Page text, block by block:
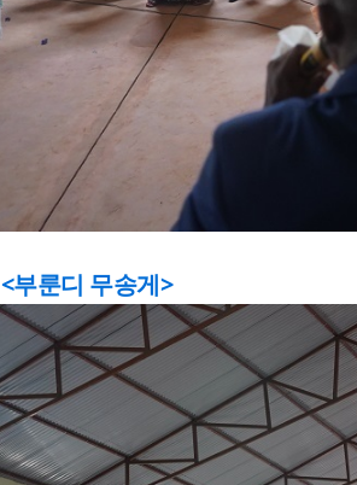
<부룬디 무송게>